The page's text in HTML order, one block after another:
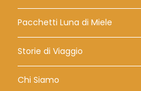
Pacchetti Luna di Miele
Storie di Viaggio
Chi Siamo